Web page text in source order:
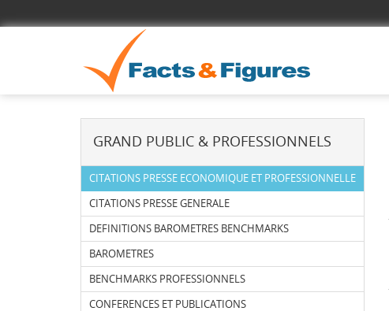
GRAND PUBLIC & PROFESSIONNELS
CITATIONS PRESSE ECONOMIQUE ET PROFESSIONNELLE
CITATIONS PRESSE GENERALE
DEFINITIONS BAROMETRES BENCHMARKS
BAROMETRES
BENCHMARKS PROFESSIONNELS
CONFERENCES ET PUBLICATIONS